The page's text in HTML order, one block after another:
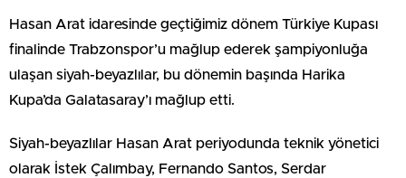
Hasan Arat idaresinde geçtiğimiz dönem Türkiye Kupası
finalinde Trabzonspor’u mağlup ederek şampiyonluğa
ulaşan siyah-beyazlılar, bu dönemin başında Harika
Kupa’da Galatasaray’ı mağlup etti.
Siyah-beyazlılar Hasan Arat periyodunda teknik yönetici
olarak İstek Çalımbay, Fernando Santos, Serdar